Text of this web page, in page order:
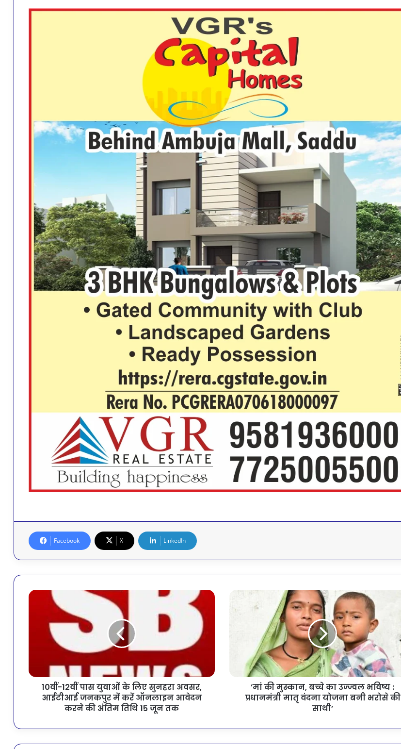
Facebook X LinkedIn
10वीं-12वीं पास युवाओं के लिए सुनहरा अवसर,
आईटीआई जनकपुर में करें ऑनलाइन आवेदन
करने की अंतिम तिथि 15 जून तक
’मां की मुस्कान, बच्चे का उज्ज्वल भविष्य :
प्रधानमंत्री मातृ वंदना योजना बनी भरोसे की
साथी’